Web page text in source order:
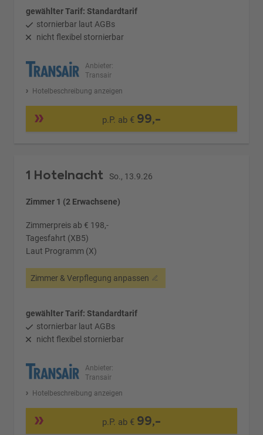
gewählter Tarif: Standardtarif
stornierbar laut AGBs
nicht flexibel stornierbar
Anbieter:
Transair
Hotelbeschreibung anzeigen
p.P. ab € 99,-
1 Hotelnacht So., 13.9.26
Zimmer 1 (2 Erwachsene)
Zimmerpreis ab € 198,-
Tagesfahrt (XB5)
Laut Programm (X)
Zimmer & Verpflegung anpassen
gewählter Tarif: Standardtarif
stornierbar laut AGBs
nicht flexibel stornierbar
Anbieter:
Transair
Hotelbeschreibung anzeigen
p.P. ab € 99,-